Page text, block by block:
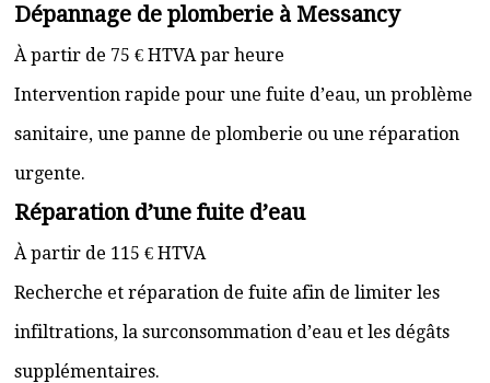
Dépannage de plomberie à Messancy
À partir de 75 € HTVA par heure
Intervention rapide pour une fuite d’eau, un problème
sanitaire, une panne de plomberie ou une réparation
urgente.
Réparation d’une fuite d’eau
À partir de 115 € HTVA
Recherche et réparation de fuite afin de limiter les
infiltrations, la surconsommation d’eau et les dégâts
supplémentaires.